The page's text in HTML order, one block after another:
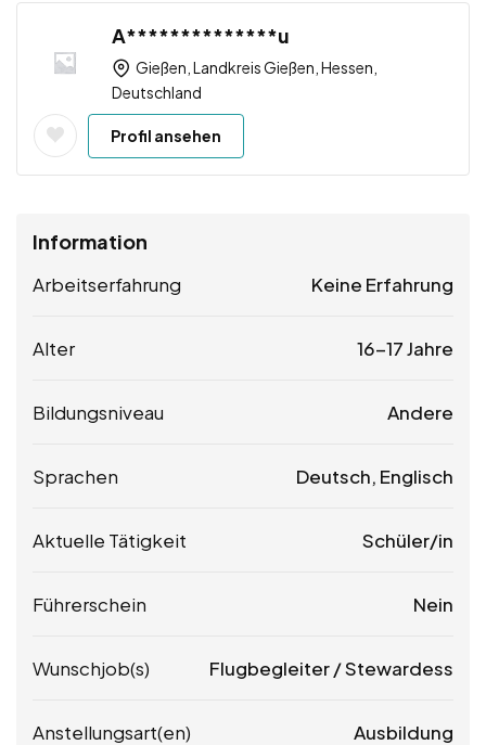
A**************u
Gießen, Landkreis Gießen, Hessen,
Deutschland
Profil ansehen
Information
Arbeitserfahrung Keine Erfahrung
Alter 16-17 Jahre
Bildungsniveau Andere
Sprachen Deutsch, Englisch
Aktuelle Tätigkeit Schüler/in
Führerschein Nein
Wunschjob(s) Flugbegleiter / Stewardess
Anstellungsart(en) Ausbildung